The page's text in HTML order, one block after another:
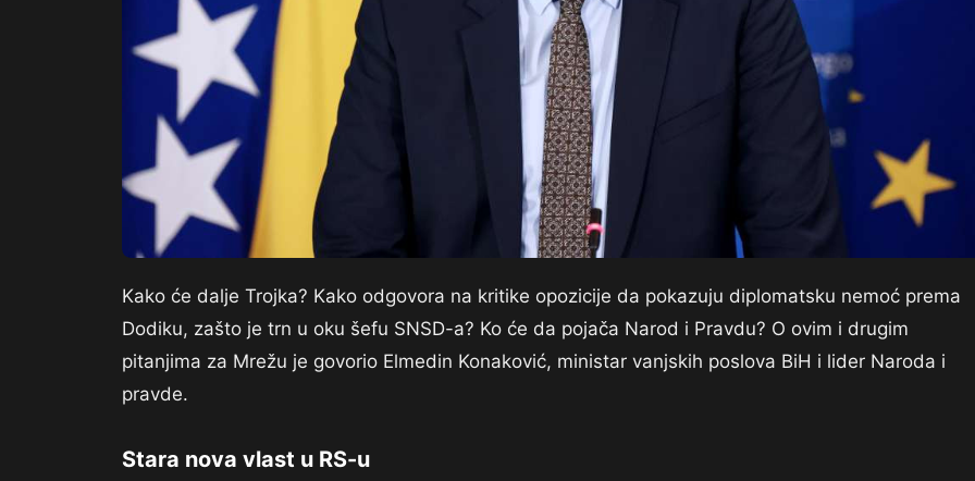
Kako će dalje Trojka? Kako odgovora na kritike opozicije da pokazuju diplomatsku nemoć prema
Dodiku, zašto je trn u oku šefu SNSD-a? Ko će da pojača Narod i Pravdu? O ovim i drugim
pitanjima za Mrežu je govorio Elmedin Konaković, ministar vanjskih poslova BiH i lider Naroda i
pravde.
Stara nova vlast u RS-u